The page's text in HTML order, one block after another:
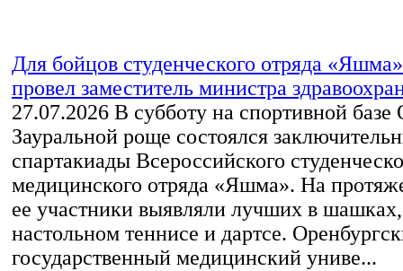
Для бойцов студенческого отряда
провел заместитель министра
27.07.2026 В субботу на спортивной
Зауральной роще состоялся
спартакиады Всероссийского
медицинского отряда «Яшма». На
ее участники выявляли лучших в
настольном теннисе и дартсе.
государственный медицинский униве...